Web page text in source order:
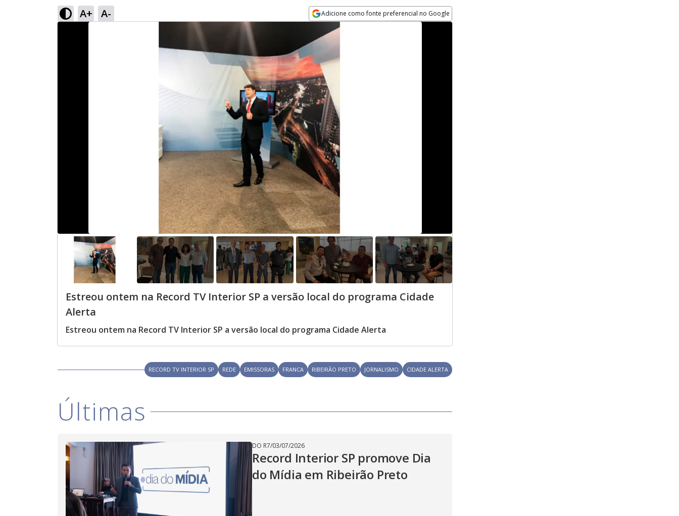
A+ A- Adicione como fonte preferencial no Google
Opens in new window
Estreou ontem na Record TV Interior SP a versão local do programa Cidade
Alerta
Estreou ontem na Record TV Interior SP a versão local do programa Cidade Alerta
RECORD TV INTERIOR SP REDE EMISSORAS FRANCA RIBEIRÃO PRETO JORNALISMO CIDADE ALERTA
Últimas
DO R7/03/07/2026
Record Interior SP promove Dia
do Mídia em Ribeirão Preto